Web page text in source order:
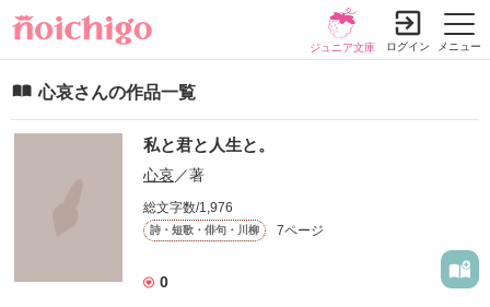
メニュー
ジュニア文庫 ログイン
心哀さんの作品一覧
私と君と人生と。
心哀／著
総文字数/1,976
詩・短歌・俳句・川柳 7ページ
0